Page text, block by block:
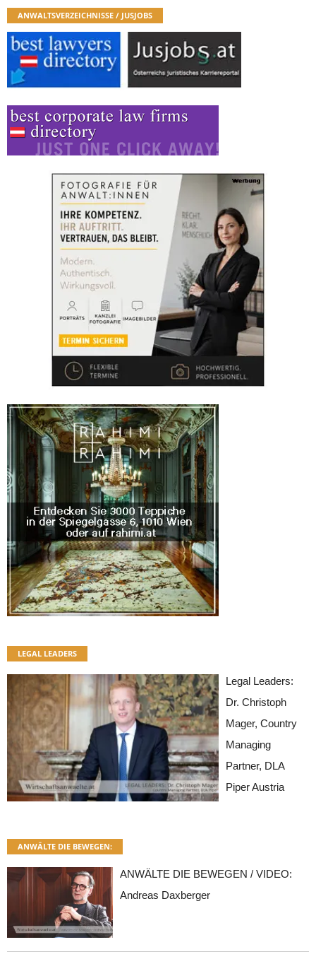
ANWALTSVERZEICHNISSE / JUSJOBS
LEGAL LEADERS
Legal Leaders:
Dr. Christoph
Mager, Country
Managing
Partner, DLA
Piper Austria
ANWÄLTE DIE BEWEGEN:
ANWÄLTE DIE BEWEGEN / VIDEO:
Andreas Daxberger